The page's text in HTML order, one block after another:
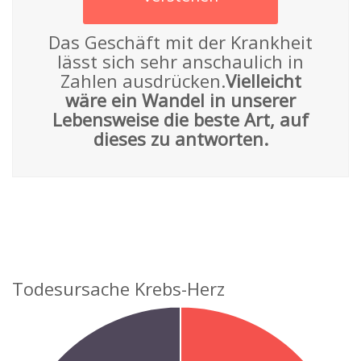
Das Geschäft mit der Krankheit
lässt sich sehr anschaulich in
Zahlen ausdrücken.Vielleicht
wäre ein Wandel in unserer
Lebensweise die beste Art, auf
dieses zu antworten.
Todesursache Krebs-Herz